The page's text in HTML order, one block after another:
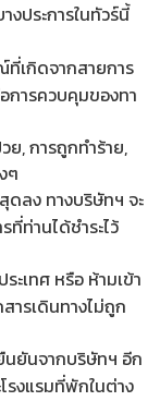
ประการในทัวร์นี้
ที่เกิดจากสายการ
ารควบคุมของทา
ย, การถูกทำร้าย,
ๆ
ดลง ทางบริษัทฯ จะ
ท่านได้ชำระไว้
เทศ หรือ ห้ามเข้า
ารเดินทางไม่ถูก
นยันจากบริษัทฯ อีก
รงแรมที่พักในต่าง